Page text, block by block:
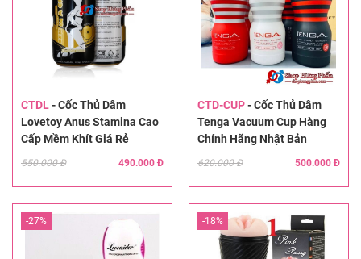
CTDL-Cốc Thủ Dâm
Lovetoy Anus Stamina Cao
Cấp Mềm Khít Giá Rẻ
550.000 Đ 490.000 Đ
CTD-CUP-Cốc Thủ Dâm
Tenga Vacuum Cup Hàng
Chính Hãng Nhật Bản
620.000 Đ 500.000 Đ
-27% -18%